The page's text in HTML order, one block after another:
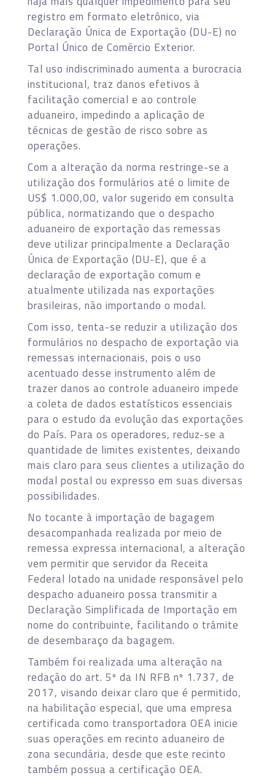
registro em formato eletrônico, via
Declaração Única de Exportação (DU-E) no
Portal Único de Comércio Exterior.
Tal uso indiscriminado aumenta a burocracia
institucional, traz danos efetivos à
facilitação comercial e ao controle
aduaneiro, impedindo a aplicação de
técnicas de gestão de risco sobre as
operações.
Com a alteração da norma restringe-se a
utilização dos formulários até o limite de
US$ 1.000,00, valor sugerido em consulta
pública, normatizando que o despacho
aduaneiro de exportação das remessas
deve utilizar principalmente a Declaração
Única de Exportação (DU-E), que é a
declaração de exportação comum e
atualmente utilizada nas exportações
brasileiras, não importando o modal.
Com isso, tenta-se reduzir a utilização dos
formulários no despacho de exportação via
remessas internacionais, pois o uso
acentuado desse instrumento além de
trazer danos ao controle aduaneiro impede
a coleta de dados estatísticos essenciais
para o estudo da evolução das exportações
do País. Para os operadores, reduz-se a
quantidade de limites existentes, deixando
mais claro para seus clientes a utilização do
modal postal ou expresso em suas diversas
possibilidades.
No tocante à importação de bagagem
desacompanhada realizada por meio de
remessa expressa internacional, a alteração
vem permitir que servidor da Receita
Federal lotado na unidade responsável pelo
despacho aduaneiro possa transmitir a
Declaração Simplificada de Importação em
nome do contribuinte, facilitando o trâmite
de desembaraço da bagagem.
Também foi realizada uma alteração na
redação do art. 5º da IN RFB nº 1.737, de
2017, visando deixar claro que é permitido,
na habilitação especial, que uma empresa
certificada como transportadora OEA inicie
suas operações em recinto aduaneiro de
zona secundária, desde que este recinto
também possua a certificação OEA.